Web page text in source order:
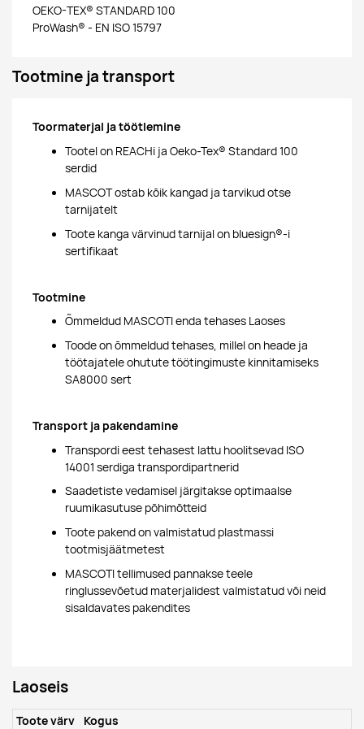
OEKO-TEX® STANDARD 100
ProWash® - EN ISO 15797
Tootmine ja transport
Toormaterjal ja töötlemine
Tootel on REACHi ja Oeko-Tex® Standard 100
serdid
MASCOT ostab kõik kangad ja tarvikud otse
tarnijatelt
Toote kanga värvinud tarnijal on bluesign®-i
sertifikaat
Tootmine
Õmmeldud MASCOTI enda tehases Laoses
Toode on õmmeldud tehases, millel on heade ja
töötajatele ohutute töötingimuste kinnitamiseks
SA8000 sert
Transport ja pakendamine
Transpordi eest tehasest lattu hoolitsevad ISO
14001 serdiga transpordipartnerid
Saadetiste vedamisel järgitakse optimaalse
ruumikasutuse põhimõtteid
Toote pakend on valmistatud plastmassi
tootmisjäätmetest
MASCOTI tellimused pannakse teele
ringlussevõetud materjalidest valmistatud või neid
sisaldavates pakendites
Laoseis
Toote värv
Kogus